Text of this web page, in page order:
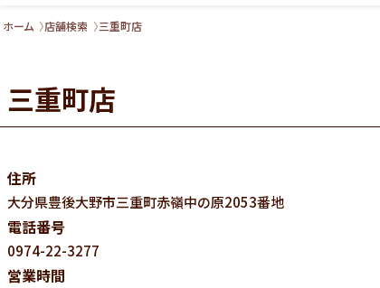
ホーム 店舗検索 三重町店
三重町店
住所
大分県豊後大野市三重町赤嶺中の原2053番地
電話番号
0974-22-3277
営業時間